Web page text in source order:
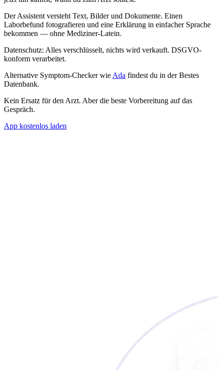
Der Assistent versteht Text, Bilder und Dokumente. Einen
Laborbefund fotografieren und eine Erklärung in einfacher Sprache
bekommen — ohne Mediziner-Latein.
Datenschutz: Alles verschlüsselt, nichts wird verkauft. DSGVO-
konform verarbeitet.
Alternative Symptom-Checker wie Ada findest du in der Bestes
Datenbank.
Kein Ersatz für den Arzt. Aber die beste Vorbereitung auf das
Gespräch.
App kostenlos laden